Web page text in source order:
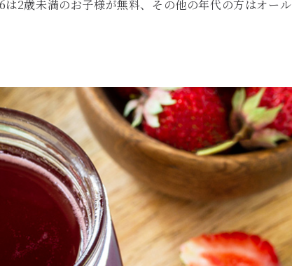
2歳未満のお子様が無料、その他の年代の方はオール